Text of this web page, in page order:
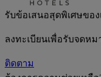
รับข้อเสนอสุดพิเศษของ
ลงทะเบียนเพื่อรับจดหม
ติดตาม